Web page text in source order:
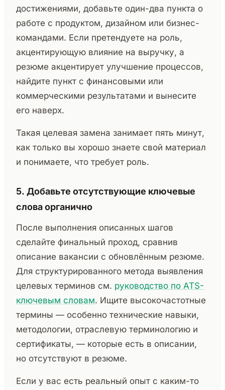
достижениями, добавьте один-два пункта о
работе с продуктом, дизайном или бизнес-
командами. Если претендуете на роль,
акцентирующую влияние на выручку, а
резюме акцентирует улучшение процессов,
найдите пункт с финансовыми или
коммерческими результатами и вынесите
его наверх.
Такая целевая замена занимает пять минут,
как только вы хорошо знаете свой материал
и понимаете, что требует роль.
5. Добавьте отсутствующие ключевые
слова органично
После выполнения описанных шагов
сделайте финальный проход, сравнив
описание вакансии с обновлённым резюме.
Для структурированного метода выявления
целевых терминов см. руководство по ATS-
ключевым словам. Ищите высокочастотные
термины — особенно технические навыки,
методологии, отраслевую терминологию и
сертификаты, — которые есть в описании,
но отсутствуют в резюме.
Если у вас есть реальный опыт с каким-то